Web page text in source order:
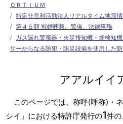
ＯＲＴＩＵＭ
特定非営利活動法人リアルタイム地震
第４５類 冠婚葬祭、警備、法律事務
ガス漏れ警報器・火災報知機・煙検知
サーからなる防犯・防災設備を使用した
アアルイイ
このページでは、称呼(呼称)・
シイ」における特許庁発行の1件の